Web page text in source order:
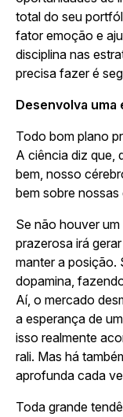
total do seu
fator emoção e
disciplina nas
precisa fazer é
Desenvolva uma
Todo bom plano
A ciência diz que,
bem, nosso
bem sobre nossas
Se não houver
prazerosa irá
manter a posição.
dopamina,
Aí, o mercado
a esperança de
isso realmente
rali. Mas há
aprofunda cada
Toda grande